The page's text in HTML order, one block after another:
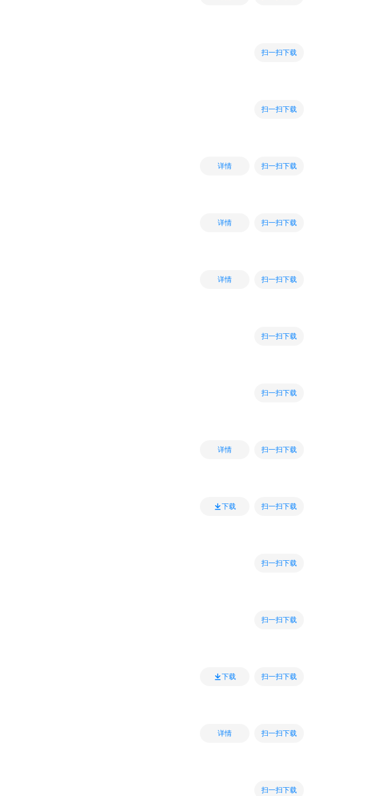
扫一扫下载
扫一扫下载
详情 扫一扫下载
详情 扫一扫下载
详情 扫一扫下载
扫一扫下载
扫一扫下载
详情 扫一扫下载
下载 扫一扫下载
扫一扫下载
扫一扫下载
下载 扫一扫下载
详情 扫一扫下载
扫一扫下载